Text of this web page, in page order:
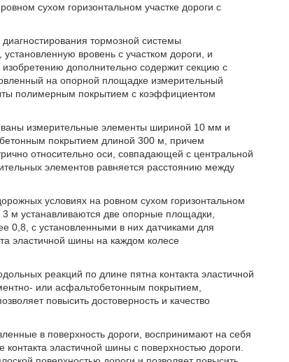
сухом горизонтальном участке дороги с
диагностирования тормозной системы
вровень с участком дороги, и
дополнительно содержит секцию с
на опорной площадке измерительный
полимерным покрытием с коэффициентом
измерительные элементы шириной 10 мм и
покрытием длиной 300 м, причем
относительно оси, совпадающей с центральной
элементов равняется расстоянию между
условиях на ровном сухом горизонтальном
м устанавливаются две опорные площадки,
с установленными в них датчиками для
эластичной шины на каждом колесе
реакций по длине пятна контакта эластичной
или асфальтобетонным покрытием,
повысить достоверность и качество
в поверхность дороги, воспринимают на себя
эластичной шины с поверхностью дороги.